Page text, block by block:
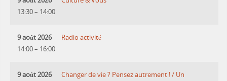
13:30– 14:00
9 août 2026
14:00– 16:00
Radio activité
9 août 2026
Changer de vie ? Pensez autrement ! / Un